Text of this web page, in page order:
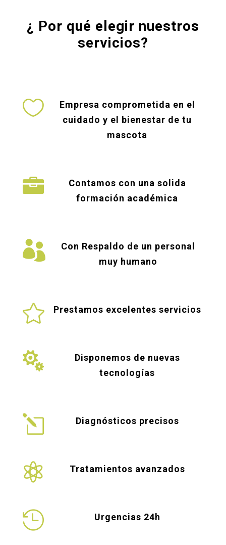
¿ Por qué elegir nuestros
servicios?

Empresa comprometida en el
cuidado y el bienestar de tu
mascota

Contamos con una solida
formación académica

Con Respaldo de un personal
muy humano
 Prestamos excelentes servicios

Disponemos de nuevas
tecnologías
l Diagnósticos precisos
 Tratamientos avanzados
 Urgencias 24h